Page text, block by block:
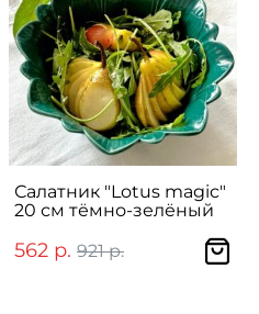
Салатник "Lotus magic"
20 см тёмно-зелёный
562 р. 921 р.